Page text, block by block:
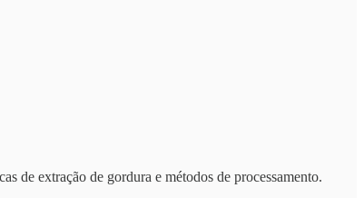
de extração de gordura e métodos de processamento.